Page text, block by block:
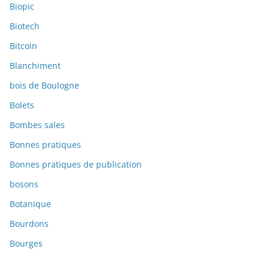
Biopic
Biotech
Bitcoin
Blanchiment
bois de Boulogne
Bolets
Bombes sales
Bonnes pratiques
Bonnes pratiques de publication
bosons
Botanique
Bourdons
Bourges